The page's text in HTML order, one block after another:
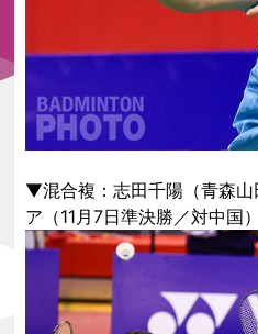
▼混合複：志田千陽（青森
ア（11月7日準決勝／対中国）